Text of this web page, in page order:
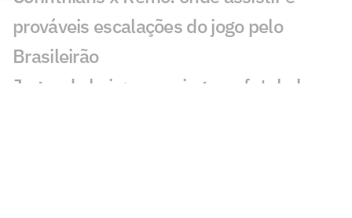
prováveis escalações do jogo pelo
Brasileirão
Jogos de hoje: quem joga no futebol e